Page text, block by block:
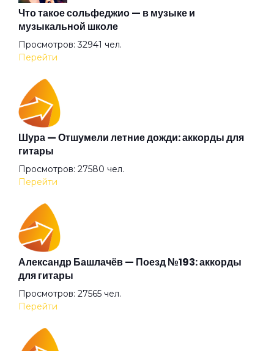
Лошадка
Маленький Иисус
Меланхолия
Молекула
На пути к любви
Находящая утешение в самоубийствах
Начало дня
Не предел
Некорректная конкретность
Что такое сольфеджио — в музыке и
музыкальной школе
Просмотров: 32941 чел.
Перейти
Шура — Отшумели летние дожди: аккорды для
гитары
Просмотров: 27580 чел.
Перейти
Александр Башлачёв — Поезд №193: аккорды
для гитары
Просмотров: 27565 чел.
Перейти